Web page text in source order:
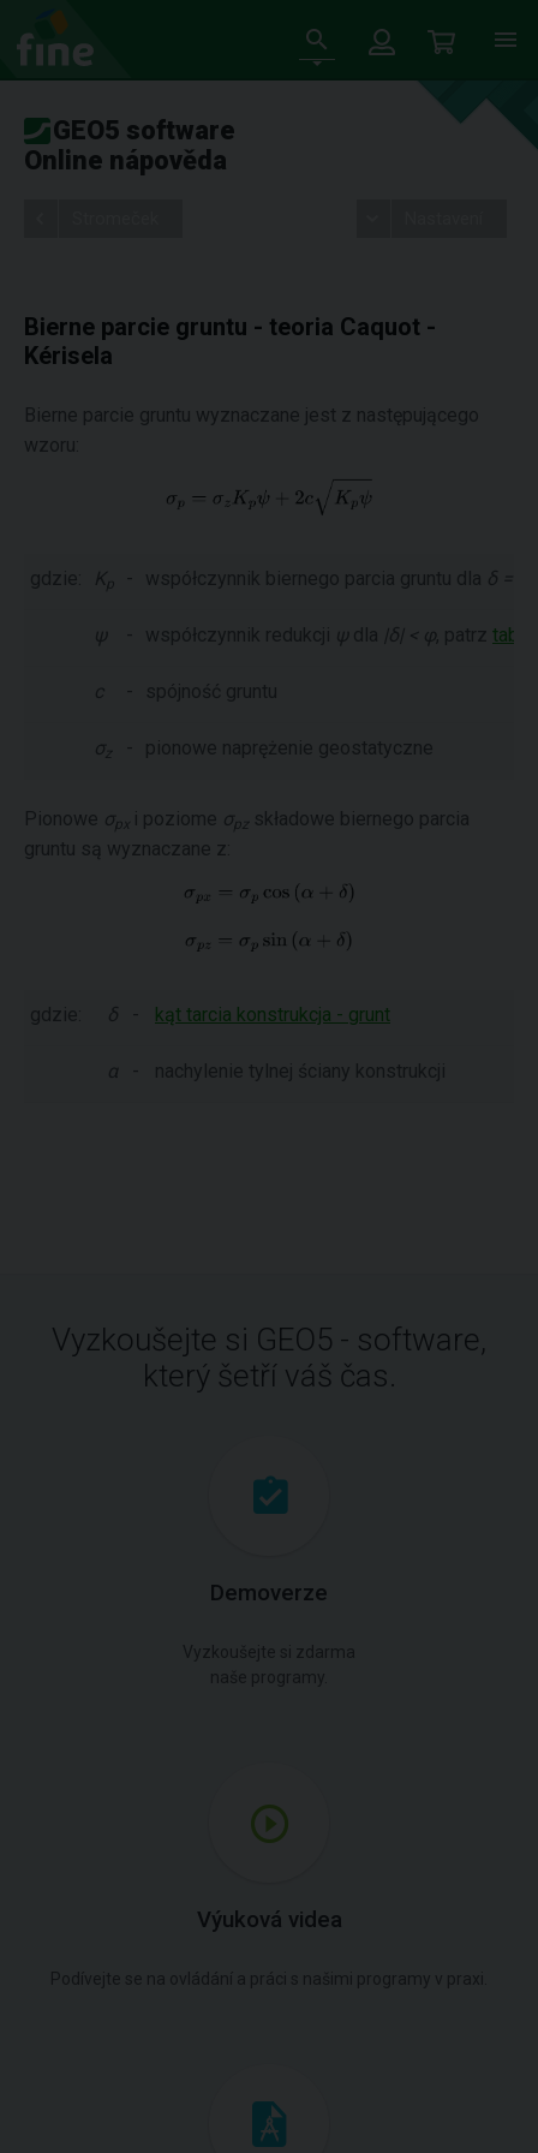
GEO5 software
Online nápověda
Bierne parcie gruntu - teoria Caquot -
Kérisela
Bierne parcie gruntu wyznaczane jest z następującego
wzoru:
gdzie: Kp - współczynnik biernego parcia gruntu dla δ = -φ
ψ - współczynnik redukcji ψ dla |δ| < φ, patrz
c - spójność gruntu
σz - pionowe naprężenie geostatyczne
Pionowe σpx i poziome σpz składowe biernego parcia
gruntu są wyznaczane z:
gdzie: δ - kąt tarcia konstrukcja - grunt
α - nachylenie tylnej ściany konstrukcji
Vyzkoušejte si GEO5 - software,
který šetří váš čas.
Demoverze
Vyzkoušejte si zdarma
naše programy.
Výuková videa
Podívejte se na ovládání a práci s našimi programy v praxi.